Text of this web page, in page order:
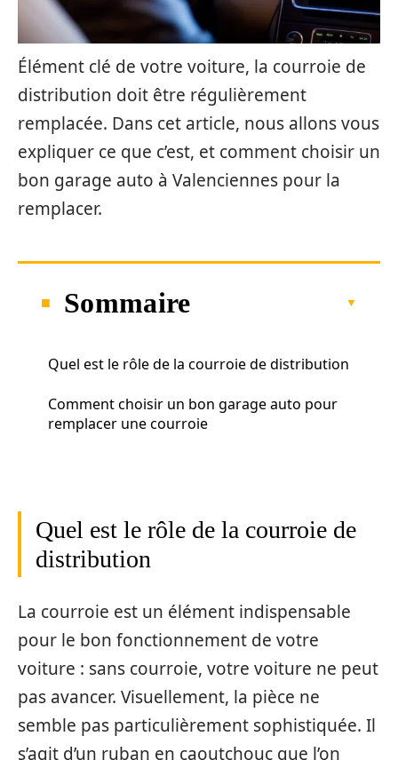
Élément clé de votre voiture, la courroie de
distribution doit être régulièrement
remplacée. Dans cet article, nous allons vous
expliquer ce que c’est, et comment choisir un
bon garage auto à Valenciennes pour la
remplacer.
Sommaire
Quel est le rôle de la courroie de distribution
Comment choisir un bon garage auto pour
remplacer une courroie
Quel est le rôle de la courroie de
distribution
La courroie est un élément indispensable
pour le bon fonctionnement de votre
voiture : sans courroie, votre voiture ne peut
pas avancer. Visuellement, la pièce ne
semble pas particulièrement sophistiquée. Il
s’agit d’un ruban en caoutchouc que l’on